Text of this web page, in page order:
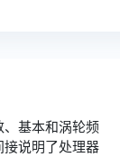
基本和涡轮频
说明了处理器